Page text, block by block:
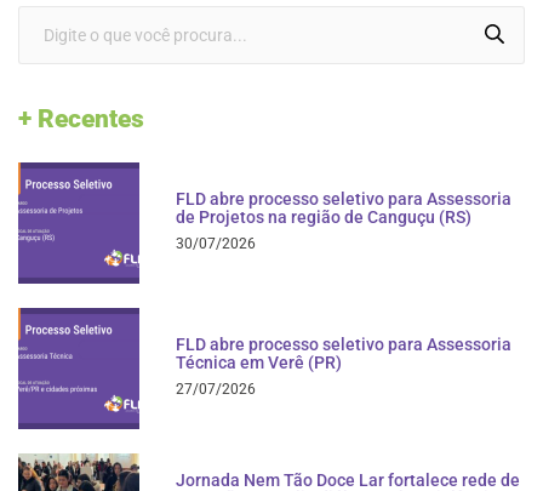
+ Recentes
FLD abre processo seletivo para Assessoria
de Projetos na região de Canguçu (RS)
30/07/2026
FLD abre processo seletivo para Assessoria
Técnica em Verê (PR)
27/07/2026
Jornada Nem Tão Doce Lar fortalece rede de